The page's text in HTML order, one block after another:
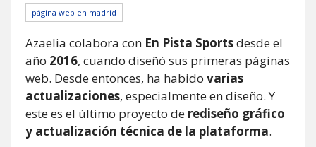
página web en madrid
Azaelia colabora con En Pista Sportsdesde el
año 2016, cuando diseñó sus primeras páginas
web. Desde entonces, ha habido varias
actualizaciones, especialmente en diseño. Y
este es el último proyecto de rediseño gráfico
y actualización técnica de la plataforma.